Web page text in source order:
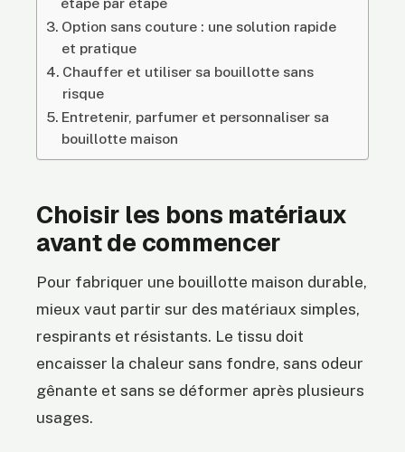
Option sans couture : une solution rapide
et pratique
Chauffer et utiliser sa bouillotte sans
risque
Entretenir, parfumer et personnaliser sa
bouillotte maison
Choisir les bons matériaux
avant de commencer
Pour fabriquer une bouillotte maison durable,
mieux vaut partir sur des matériaux simples,
respirants et résistants. Le tissu doit
encaisser la chaleur sans fondre, sans odeur
gênante et sans se déformer après plusieurs
usages.